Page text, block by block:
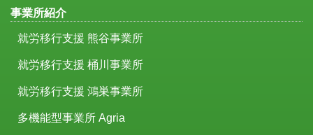
事業所紹介
就労移行支援 熊谷事業所
就労移行支援 桶川事業所
就労移行支援 鴻巣事業所
多機能型事業所 Agria